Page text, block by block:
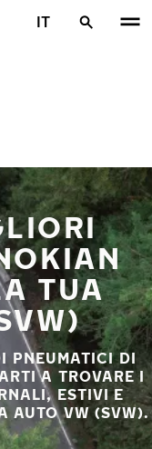
IT
TUA
PNEUMATICI DI
A TROVARE I
ESTIVI E
AUTO VW (SVW).